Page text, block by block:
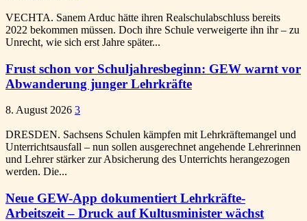
VECHTA. Sanem Arduc hätte ihren Realschulabschluss bereits
2022 bekommen müssen. Doch ihre Schule verweigerte ihn ihr – zu
Unrecht, wie sich erst Jahre später...
Frust schon vor Schuljahresbeginn: GEW warnt vor
Abwanderung junger Lehrkräfte
8. August 2026 3
DRESDEN. Sachsens Schulen kämpfen mit Lehrkräftemangel und
Unterrichtsausfall – nun sollen ausgerechnet angehende Lehrerinnen
und Lehrer stärker zur Absicherung des Unterrichts herangezogen
werden. Die...
Neue GEW-App dokumentiert Lehrkräfte-
Arbeitszeit – Druck auf Kultusminister wächst